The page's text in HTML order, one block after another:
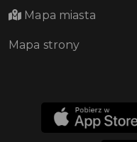
Mapa miasta
Mapa strony